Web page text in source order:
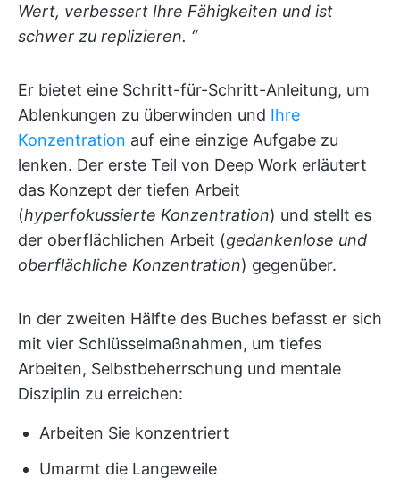
Wert, verbessert Ihre Fähigkeiten und ist
schwer zu replizieren. “
Er bietet eine Schritt-für-Schritt-Anleitung, um
Ablenkungen zu überwinden und Ihre
Konzentration auf eine einzige Aufgabe zu
lenken. Der erste Teil von Deep Work erläutert
das Konzept der tiefen Arbeit
(hyperfokussierte Konzentration) und stellt es
der oberflächlichen Arbeit (gedankenlose und
oberflächliche Konzentration) gegenüber.
In der zweiten Hälfte des Buches befasst er sich
mit vier Schlüsselmaßnahmen, um tiefes
Arbeiten, Selbstbeherrschung und mentale
Disziplin zu erreichen:
Arbeiten Sie konzentriert
Umarmt die Langeweile